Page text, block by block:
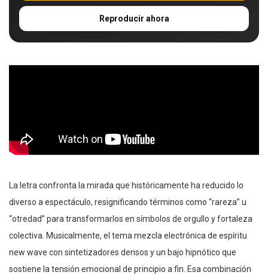
Reproducir ahora
La letra confronta la mirada que históricamente ha reducido lo
diverso a espectáculo, resignificando términos como “rareza” u
“otredad” para transformarlos en símbolos de orgullo y fortaleza
colectiva. Musicalmente, el tema mezcla electrónica de espíritu
new wave con sintetizadores densos y un bajo hipnótico que
sostiene la tensión emocional de principio a fin. Esa combinación